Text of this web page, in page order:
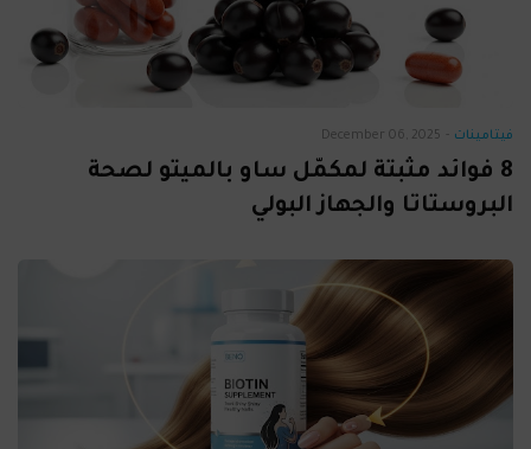
فيتامينات -
December 06, 2025
8 فوائد مثبتة لمكمّل ساو بالميتو لصحة
البروستاتا والجهاز البولي